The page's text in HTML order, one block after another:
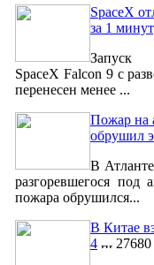
SpaceX
за 1
Запуск
SpaceX Falcon 9 с
перенесен менее ...
Пожар на
обрушил
В
разгоревшегося под
пожара обрушился...
В Китае
4
27680